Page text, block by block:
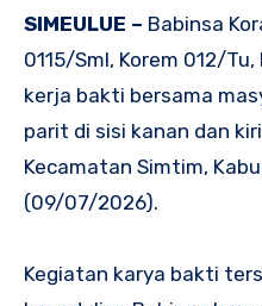
SIMEULUE – Babinsa
0115/Sml, Korem 012/
kerja bakti bersama
parit di sisi kanan dan
Kecamatan Simtim,
(09/07/2026).
Kegiatan karya bakti